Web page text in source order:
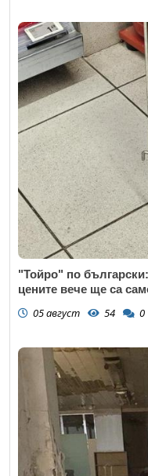
"Тойро" по
цените вече ще са
05 август 54 0